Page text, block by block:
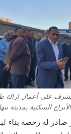
يشرف على أعمال إزالة
السكنية بمدينة بنها
صادر له رخصة